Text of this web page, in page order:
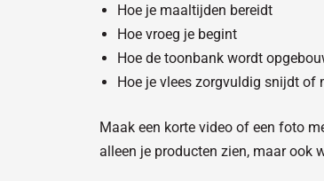
Hoe je maaltijden bereidt
Hoe vroeg je begint
Hoe de toonbank wordt
Hoe je vlees zorgvuldig snijdt of
Maak een korte video of een foto
alleen je producten zien, maar ook